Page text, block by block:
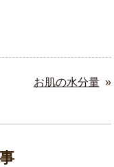
»
お肌の水分量